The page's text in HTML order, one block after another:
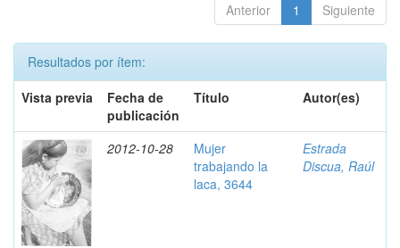
Anterior 1 Siguiente
Resultados por ítem:
Vista previa
Fecha de
publicación
Título Autor(es)
2012-10-28
Mujer
trabajando la
laca, 3644
Estrada
Discua, Raúl